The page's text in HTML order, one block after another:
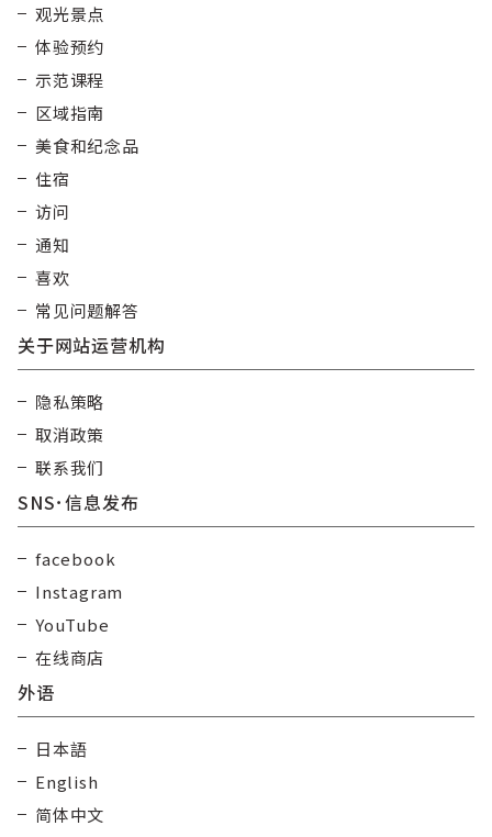
观光景点
体验预约
示范课程
区域指南
美食和纪念品
住宿
访问
通知
喜欢
常见问题解答
关于网站运营机构
隐私策略
取消政策
联系我们
SNS･信息发布
facebook
Instagram
YouTube
在线商店
外语
日本語
English
简体中文